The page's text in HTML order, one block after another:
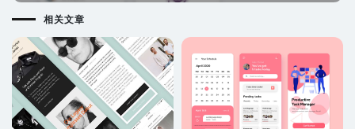
相关文章